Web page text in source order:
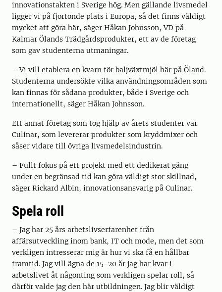
innovationstakten i Sverige hög. Men gällande livsmedel
ligger vi på fjortonde plats i Europa, så det finns väldigt
mycket att göra här, säger Håkan Johnsson, VD på
Kalmar Ölands Trädgårdsprodukter, ett av de företag
som gav studenterna utmaningar.
– Vi vill etablera en kvarn för baljväxtmjöl här på Öland.
Studenterna undersökte vilka användningsområden som
kan finnas för sådana produkter, både i Sverige och
internationellt, säger Håkan Johnsson.
Ett annat företag som tog hjälp av årets studenter var
Culinar, som levererar produkter som kryddmixer och
såser vidare till övriga livsmedelsindustrin.
– Fullt fokus på ett projekt med ett dedikerat gäng
under en begränsad tid kan göra väldigt stor skillnad,
säger Rickard Albin, innovationsansvarig på Culinar.
Spela roll
– Jag har 25 års arbetslivserfarenhet från
affärsutveckling inom bank, IT och mode, men det som
verkligen intresserar mig är hur vi ska få en hållbar
framtid. Jag vill ägna de 15-20 år jag har kvar i
arbetslivet åt någonting som verkligen spelar roll, så
därför valde jag den här utbildningen. Jag blir väldigt